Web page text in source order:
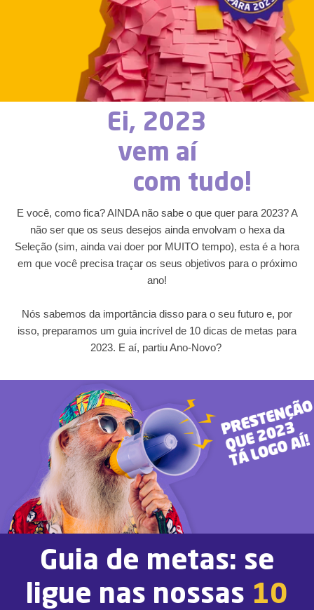
Ei, 2023
vem aí
com tudo!
E você, como fica? AINDA não sabe o que quer para 2023? A
não ser que os seus desejos ainda envolvam o hexa da
Seleção (sim, ainda vai doer por MUITO tempo), esta é a hora
em que você precisa traçar os seus objetivos para o próximo
ano!
Nós sabemos da importância disso para o seu futuro e, por
isso, preparamos um guia incrível de 10 dicas de metas para
2023. E aí, partiu Ano-Novo?
Guia de metas: se
ligue nas nossas 10